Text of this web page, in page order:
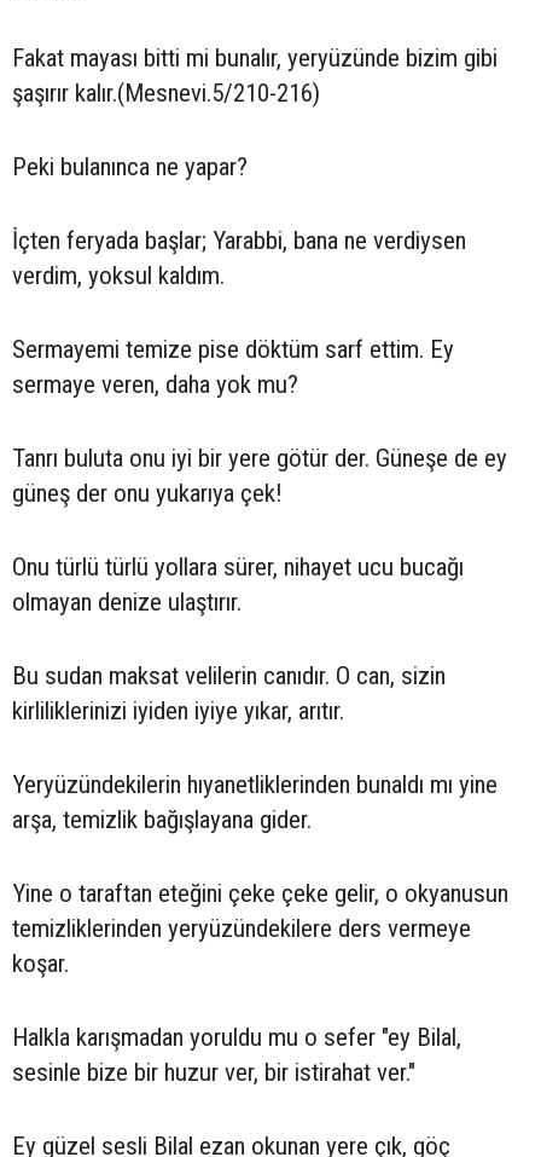
Fakat mayası bitti mi bunalır, yeryüzünde bizim gibi
şaşırır kalır.(Mesnevi.5/210-216)
Peki bulanınca ne yapar?
İçten feryada başlar; Yarabbi, bana ne verdiysen
verdim, yoksul kaldım.
Sermayemi temize pise döktüm sarf ettim. Ey
sermaye veren, daha yok mu?
Tanrı buluta onu iyi bir yere götür der. Güneşe de ey
güneş der onu yukarıya çek!
Onu türlü türlü yollara sürer, nihayet ucu bucağı
olmayan denize ulaştırır.
Bu sudan maksat velilerin canıdır. O can, sizin
kirliliklerinizi iyiden iyiye yıkar, arıtır.
Yeryüzündekilerin hıyanetliklerinden bunaldı mı yine
arşa, temizlik bağışlayana gider.
Yine o taraftan eteğini çeke çeke gelir, o okyanusun
temizliklerinden yeryüzündekilere ders vermeye
koşar.
Halkla karışmadan yoruldu mu o sefer "ey Bilal,
sesinle bize bir huzur ver, bir istirahat ver."
Ey güzel sesli Bilal ezan okunan yere çık, göç